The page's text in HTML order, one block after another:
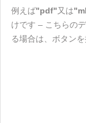
例えば"pdf"又は
けです – こちらの
る場合は、ボタン